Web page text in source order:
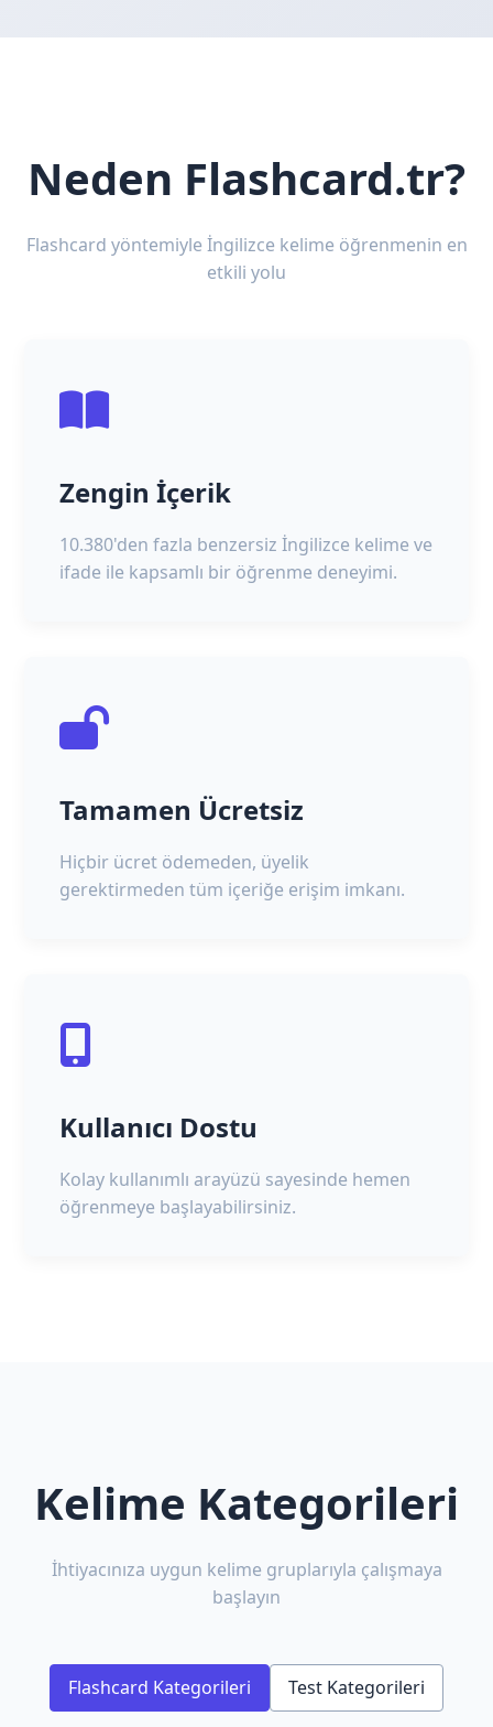
Neden Flashcard.tr?
Flashcard yöntemiyle İngilizce kelime öğrenmenin en
etkili yolu
Zengin İçerik
10.380'den fazla benzersiz İngilizce kelime ve
ifade ile kapsamlı bir öğrenme deneyimi.
Tamamen Ücretsiz
Hiçbir ücret ödemeden, üyelik
gerektirmeden tüm içeriğe erişim imkanı.
Kullanıcı Dostu
Kolay kullanımlı arayüzü sayesinde hemen
öğrenmeye başlayabilirsiniz.
Kelime Kategorileri
İhtiyacınıza uygun kelime gruplarıyla çalışmaya
başlayın
Flashcard Kategorileri Test Kategorileri